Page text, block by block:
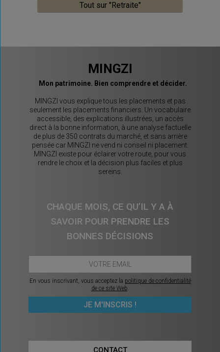
Tout sur "Retraite"
MINGZI
Mon patrimoine. Bien comprendre et décider.
MINGZI vous explique tous les placements et pas
seulement les placements financiers. Un vocabulaire
accessible, des explications illustrées, un accès
direct à la bonne information, à une analyse factuelle
de plus de 350 contrats du marché, et sans arrière
pensée car MINGZI ne vend ni conseil ni placement.
MINGZI existe pour éclairer votre route, pour vous
rendre le choix et la décision plus faciles et plus
sereins.
CHAQUE MOIS, CE QU’IL Y A À
SAVOIR POUR PRENDRE LES
BONNES DÉCISIONS
En vous inscrivant, vous acceptez la politique de confidentialité
de ce site Web.
CONTACT